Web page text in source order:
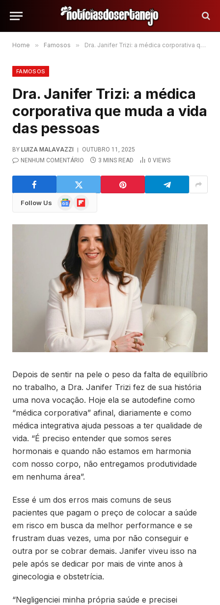
Home » Famosos » Dra. Janifer Trizi: a médica corporativa que muda a vida das pessoas
FAMOSOS
Dra. Janifer Trizi: a médica
corporativa que muda a vida
das pessoas
BY LUIZA MALAVAZZI
OUTUBRO 11, 2025
NENHUM COMENTÁRIO
3 MINS READ 0 VIEWS
Follow Us
GoogleFlipboard
Depois de sentir na pele o peso da falta de equilíbrio
no trabalho, a Dra. Janifer Trizi fez de sua história
uma nova vocação. Hoje ela se autodefine como
“médica corporativa” afinal, diariamente e como
médica integrativa ajuda pessoas a ter qualidade de
vida. “É preciso entender que somos seres
hormonais e quando não estamos em harmonia
com nosso corpo, não entregamos produtividade
em nenhuma área”.
Esse é um dos erros mais comuns de seus
pacientes que pagam o preço de colocar a saúde
em risco em busca da melhor performance e se
frustram duas vezes, uma por não conseguir e
outra por se cobrar demais. Janifer viveu isso na
pele após se dedicar por mais de vinte anos à
ginecologia e obstetrícia.
“Negligenciei minha própria saúde e precisei